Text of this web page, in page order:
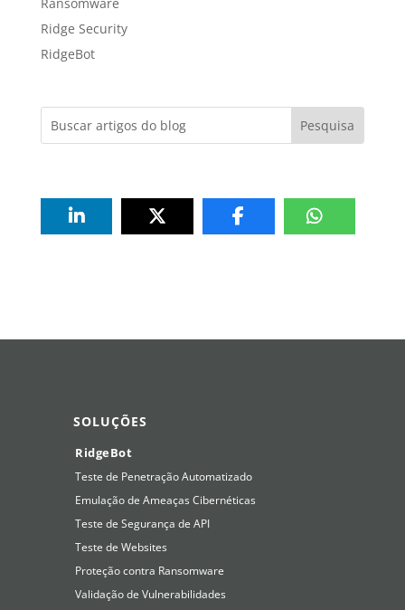
Ridge Security
RidgeBot
SOLUÇÕES
RidgeBot
Teste de Penetração Automatizado
Emulação de Ameaças Cibernéticas
Teste de Segurança de API
Teste de Websites
Proteção contra Ransomware
Validação de Vulnerabilidades